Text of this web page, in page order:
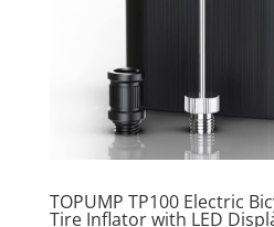
TOPUMP TP100 Electric
Tire Inflator with LED